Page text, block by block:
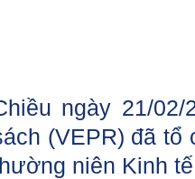
ngày 21/
(VEPR) đã
niên Kinh